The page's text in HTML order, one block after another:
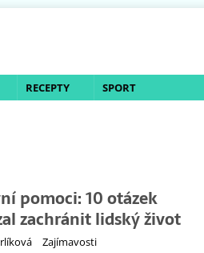
RECEPTY SPORT
pomoci: 10 otázek
zachránit lidský život
Zajímavosti